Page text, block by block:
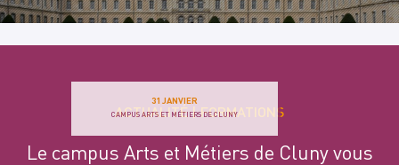
31 JANVIER
CAMPUS ARTS ET MÉTIERS DE CLUNY
ACTUALITÉ FORMATIONS
Le campus Arts et Métiers de Cluny vous